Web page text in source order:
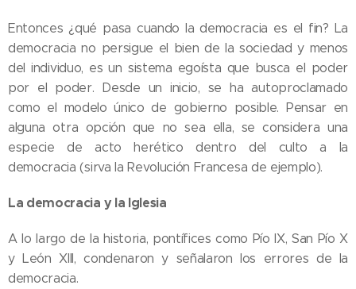
Entonces ¿qué pasa cuando la democracia es el fin? La
democracia no persigue el bien de la sociedad y menos
del individuo, es un sistema egoísta que busca el poder
por el poder. Desde un inicio, se ha autoproclamado
como el modelo único de gobierno posible. Pensar en
alguna otra opción que no sea ella, se considera una
especie de acto herético dentro del culto a la
democracia (sirva la Revolución Francesa de ejemplo).
La democracia y la Iglesia
A lo largo de la historia, pontífices como Pío IX, San Pío X
y León XIII, condenaron y señalaron los errores de la
democracia.